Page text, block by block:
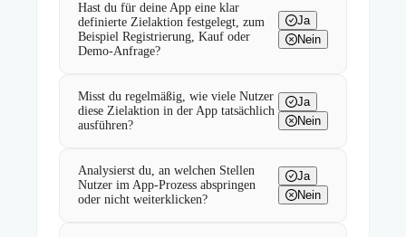
Hast du für deine App eine klar
definierte Zielaktion festgelegt, zum
Beispiel Registrierung, Kauf oder
Demo-Anfrage?
Ja
Nein
Misst du regelmäßig, wie viele Nutzer
diese Zielaktion in der App tatsächlich
ausführen?
Ja
Nein
Analysierst du, an welchen Stellen
Nutzer im App-Prozess abspringen
oder nicht weiterklicken?
Ja
Nein